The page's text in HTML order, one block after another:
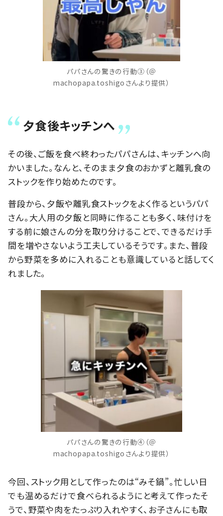
パパさんの驚きの行動③（＠
machopapa.toshigoさんより提供）
夕食後キッチンへ
その後、ご飯を食べ終わったパパさんは、キッチンへ向
かいました。なんと、そのまま夕食のおかずと離乳食の
ストックを作り始めたのです。
普段から、夕飯や離乳食ストックをよく作るというパパ
さん。大人用の夕飯と同時に作ることも多く、味付けを
する前に娘さんの分を取り分けることで、できるだけ手
間を増やさないよう工夫しているそうです。また、普段
から野菜を多めに入れることも意識していると話してく
れました。
パパさんの驚きの行動④（＠
machopapa.toshigoさんより提供）
今回、ストック用として作ったのは“みそ鍋”。忙しい日
でも温めるだけで食べられるようにと考えて作ったそ
うで、野菜や肉をたっぷり入れやすく、お子さんにも取